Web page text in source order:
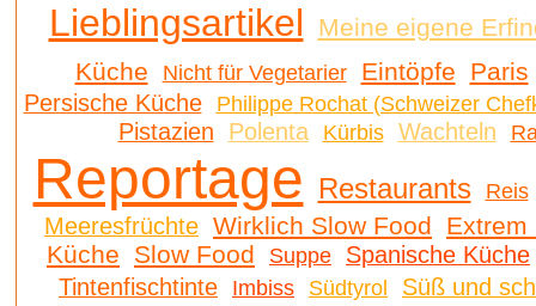
Lieblingsartikel
Meine eigene
Küche
Nicht für Vegetarier Eintöpfe Paris
Persische Küche Philippe Rochat (Schweizer
Pistazien Polenta Kürbis Wachteln
Reportage Restaurants Reis
Meeresfrüchte Wirklich Slow Food
Extrem
Küche
Slow Food Suppe
Spanische Küche
Tintenfischtinte
Imbiss Südtyrol Süß und